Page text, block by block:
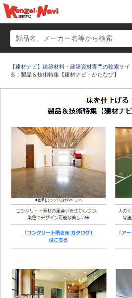
動画 シ
かたなび コ
すまいリング 設
Q＆A 販
お気に入り
【建材ナビ】建築材料・建築資材専門の検索サイ
る！製品＆技術特集【建材ナビ・かたなび】